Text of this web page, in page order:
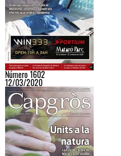
Número 1602
12/03/2020